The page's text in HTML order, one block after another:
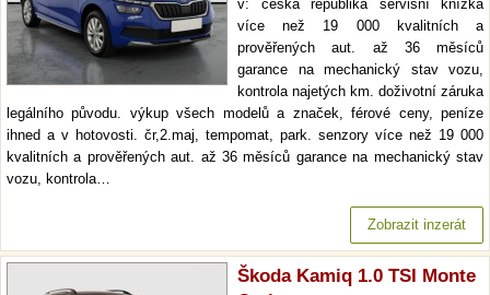
v: česká republika servisní knížka
více než 19 000 kvalitních a
prověřených aut. až 36 měsíců
garance na mechanický stav vozu,
kontrola najetých km. doživotní záruka
legálního původu. výkup všech modelů a značek, férové ceny, peníze
ihned a v hotovosti. čr,2.maj, tempomat, park. senzory více než 19 000
kvalitních a prověřených aut. až 36 měsíců garance na mechanický stav
vozu, kontrola…
Zobrazit inzerát
Škoda Kamiq 1.0 TSI Monte